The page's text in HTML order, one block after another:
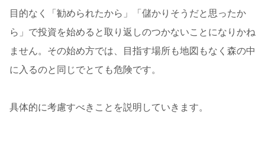
目的なく「勧められたから」「儲かりそうだと思ったか
ら」で投資を始めると取り返しのつかないことになりかね
ません。その始め方では、目指す場所も地図もなく森の中
に入るのと同じでとても危険です。
具体的に考慮すべきことを説明していきます。